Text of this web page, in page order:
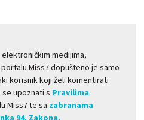
elektroničkim medijima,
Miss7 dopušteno je samo
korisnik koji želi komentirati
upoznati s Pravilima
Miss7 te sa zabranama
94. Zakona.